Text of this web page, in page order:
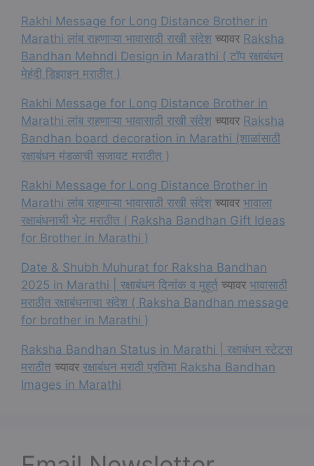
Rakhi Message for Long Distance Brother in
Marathi लांब राहणाऱ्या भावासाठी राखी संदेश च्यावर Raksha
Bandhan Mehndi Design in Marathi ( टॉप रक्षाबंधन
मेहंदी डिझाइन मराठीत )
Rakhi Message for Long Distance Brother in
Marathi लांब राहणाऱ्या भावासाठी राखी संदेश च्यावर Raksha
Bandhan board decoration in Marathi (शाळांसाठी
रक्षाबंधन मंडळाची सजावट मराठीत )
Rakhi Message for Long Distance Brother in
Marathi लांब राहणाऱ्या भावासाठी राखी संदेश च्यावर भावाला
रक्षाबंधनाची भेट मराठीत ( Raksha Bandhan Gift Ideas
for Brother in Marathi )
Date & Shubh Muhurat for Raksha Bandhan
2025 in Marathi | रक्षाबंधन दिनांक व मुहूर्त च्यावर भावासाठी
मराठीत रक्षाबंधनाचा संदेश ( Raksha Bandhan message
for brother in Marathi )
Raksha Bandhan Status in Marathi | रक्षाबंधन स्टेटस
मराठीत च्यावर रक्षाबंधन मराठी प्रतिमा Raksha Bandhan
Images in Marathi